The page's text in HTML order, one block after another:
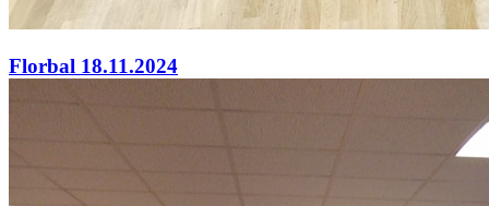
Florbal 18.11.2024